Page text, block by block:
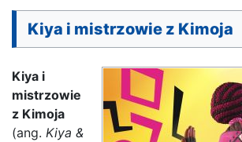
Kiya i mistrzowie z Kimoja
Kiya i
mistrzowie
z Kimoja
(ang. Kiya &